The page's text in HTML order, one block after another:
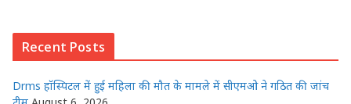
s
A
p
e
b
o
r n
g
dI
n
Recent Posts
Drms हॉस्पिटल में हुई महिला की मौत के मामले में सीएमओ ने गठित की जांच